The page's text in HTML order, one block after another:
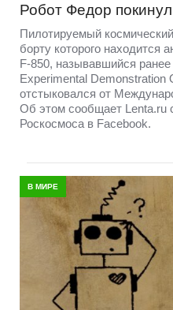
Робот Федор
Пилотируемый
борту которого находится
F-850, называвшийся
Experimental Demonstration
отстыковался от
Об этом сообщает Lenta.ru
Роскосмоса в Facebook.
В МИРЕ